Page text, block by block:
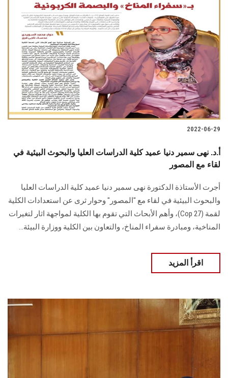
2022-06-29
أ.د. نهى سمير دنيا عميد كلية الدراسات العليا والبحوث البيئية في
لقاء مع المصور
أجرت الأستاذة الدكتورة نهى سمير دنيا عميد كلية الدراسات العليا
والبحوث البيئية في لقاء مع "المصور" وحوار ثرى عن استعدادات الكلية
لقمة (Cop 27)، وأهم الأبحاث التي تقوم بها الكلية لمواجهة اثار لتغيرات
المناخية، ومبادرة سفراء المناخ، والتعاون بين الكلية ووزارة البيئة...
اقرأ المزيد